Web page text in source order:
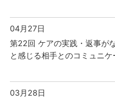
04月27日
第22回 ケアの実践・返事が
と感じる相手とのコミュニケ
03月28日